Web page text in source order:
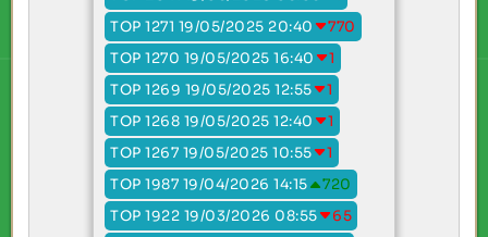
TOP 1271 19/05/2025 20:40
770
TOP 1270 19/05/2025 16:40
1
TOP 1269 19/05/2025 12:55
1
TOP 1268 19/05/2025 12:40
1
TOP 1267 19/05/2025 10:55
1
TOP 1987 19/04/2026 14:15
720
TOP 1922 19/03/2026 08:55
65